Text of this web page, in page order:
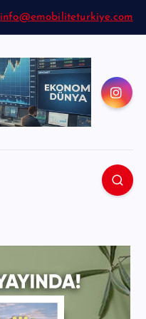
info@emobiliteturkiye.com